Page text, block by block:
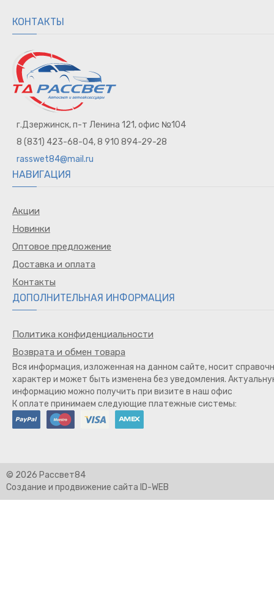
КОНТАКТЫ
г.Дзержинск, п-т Ленина 121, офис №104
8 (831) 423-68-04, 8 910 894-29-28
rasswet84@mail.ru
НАВИГАЦИЯ
Акции
Новинки
Оптовое предложение
Доставка и оплата
Контакты
ДОПОЛНИТЕЛЬНАЯ ИНФОРМАЦИЯ
Политика конфиденциальности
Возврата и обмен товара
Вся информация, изложенная на данном сайте, носит
характер и может быть изменена без уведомления.
информацию можно получить при визите в наш офис
К оплате принимаем следующие платежные системы:
© 2026 Рассвет84
Создание и продвижение сайта ID-WEB